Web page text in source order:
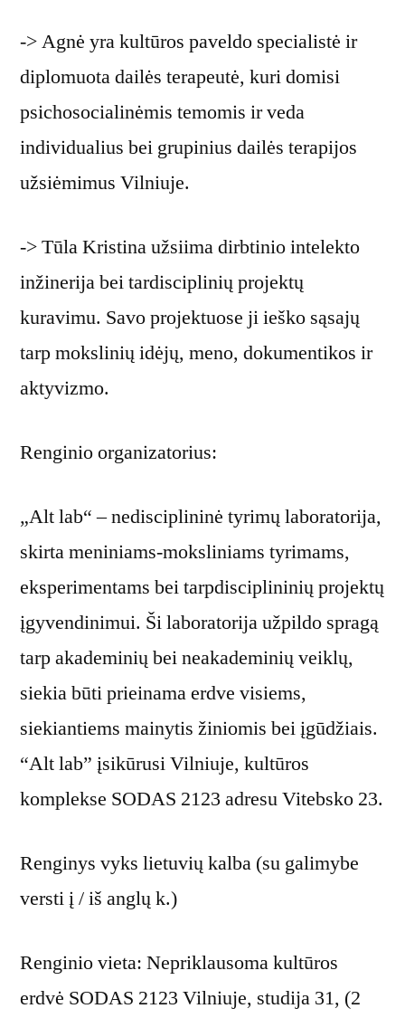
-> Agnė yra kultūros paveldo specialistė ir
diplomuota dailės terapeutė, kuri domisi
psichosocialinėmis temomis ir veda
individualius bei grupinius dailės terapijos
užsiėmimus Vilniuje.
-> Tūla Kristina užsiima dirbtinio intelekto
inžinerija bei tardisciplinių projektų
kuravimu. Savo projektuose ji ieško sąsajų
tarp mokslinių idėjų, meno, dokumentikos ir
aktyvizmo.
Renginio organizatorius:
„Alt lab“ – nedisciplininė tyrimų laboratorija,
skirta meniniams-moksliniams tyrimams,
eksperimentams bei tarpdisciplininių projektų
įgyvendinimui. Ši laboratorija užpildo spragą
tarp akademinių bei neakademinių veiklų,
siekia būti prieinama erdve visiems,
siekiantiems mainytis žiniomis bei įgūdžiais.
“Alt lab” įsikūrusi Vilniuje, kultūros
komplekse SODAS 2123 adresu Vitebsko 23.
Renginys vyks lietuvių kalba (su galimybe
versti į / iš anglų k.)
Renginio vieta: Nepriklausoma kultūros
erdvė SODAS 2123 Vilniuje, studija 31, (2